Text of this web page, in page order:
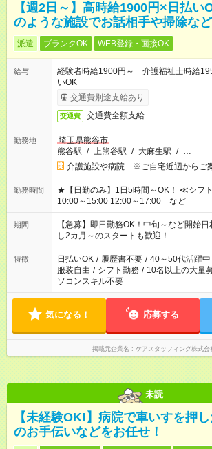
【週2日～】高時給1900円×日払い
のような施設でお話相手や掃除など
派遣 ブランクOK WEB登録・面接OK
給与
経験者時給1900円～ 介護福祉士時給
いOK
交通費別途支給あり
交通費 交通費全額支給
勤務地
埼玉県熊谷市
熊谷駅 / 上熊谷駅 / 大麻生駅 / …
介護施設や病院 ※ご自宅近辺からご
勤務時間
★【日勤のみ】1日5時間～OK！ ≪シフト例≫ 9:00～14:00
10:00～15:00 12:00～17:00 など
期間
【急募】即日勤務OK！中旬～など開
し2カ月～のスタートも歓迎！
特徴 日払いOK / 履歴書不要 / 40～50代活躍中
服装自由 / シフト勤務 / 10名以上の大量
ソコンスキル不要
気になる！ 応募する
掲載元企業名 ケアスタッフィング株式会
未読
【未経験OK!】病院で車いすを押
のお手伝いなどをお任せ！